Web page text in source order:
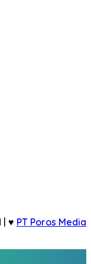
| ♥ PT Poros Media